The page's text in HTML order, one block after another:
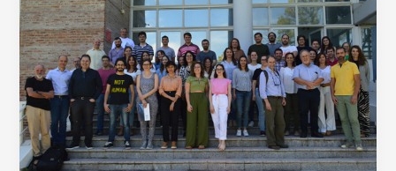
de
Doctorandas/os
de
Ingeniería
de
la
UNER